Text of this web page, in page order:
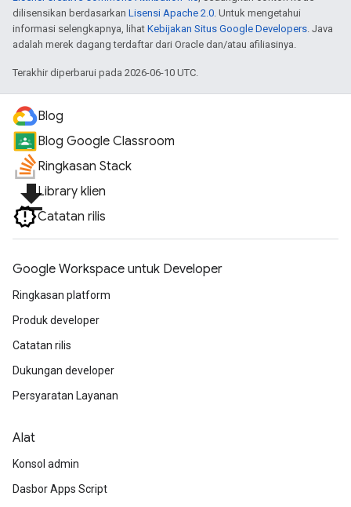
dilisensikan berdasarkan Lisensi Apache 2.0. Untuk mengetahui
informasi selengkapnya, lihat Kebijakan Situs Google Developers. Java
adalah merek dagang terdaftar dari Oracle dan/atau afiliasinya.
Terakhir diperbarui pada 2026-06-10 UTC.
Blog
Blog Google Classroom
Ringkasan Stack
file_downloadLibrary klien
Catatan rilis
Google Workspace untuk Developer
Ringkasan platform
Produk developer
Catatan rilis
Dukungan developer
Persyaratan Layanan
Alat
Konsol admin
Dasbor Apps Script